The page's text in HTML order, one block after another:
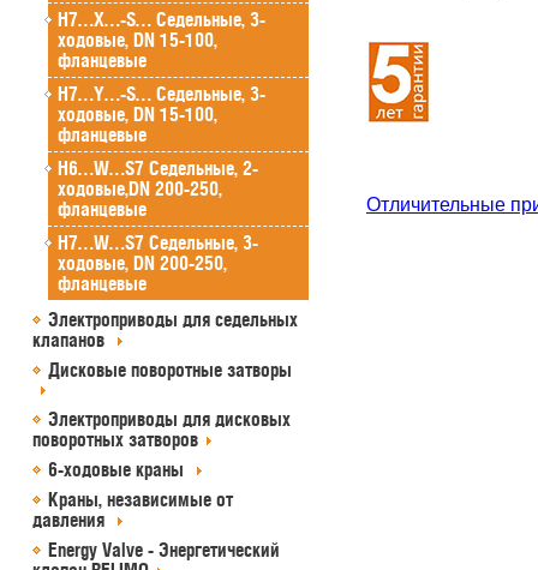
H7…X…-S… Седельные, 3-
ходовые, DN 15-100,
фланцевые
H7…Y…-S… Седельные, 3-
ходовые, DN 15-100,
фланцевые
H6…W…S7 Седельные, 2-
ходовые,DN 200-250,
фланцевые
H7…W…S7 Седельные, 3-
ходовые, DN 200-250,
фланцевые
Электроприводы для седельных
клапанов
Дисковые поворотные затворы
Электроприводы для дисковых
поворотных затворов
6-ходовые краны
Краны, независимые от
давления
Energy Valve - Энергетический
Отличительные